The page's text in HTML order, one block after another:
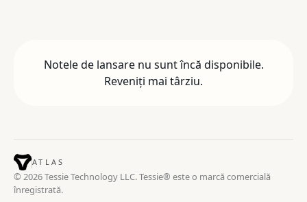
Notele de lansare nu sunt încă disponibile.
Reveniți mai târziu.
ATLAS
© 2026 Tessie Technology LLC. Tessie® este o marcă comercială
înregistrată.